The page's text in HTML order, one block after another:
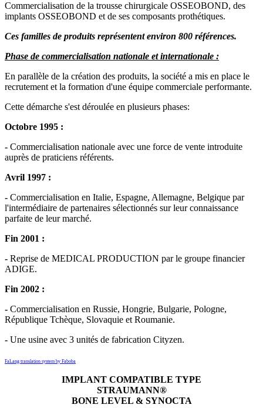
Commercialisation de la trousse chirurgicale OSSEOBOND, des
implants OSSEOBOND et de ses composants prothétiques.
Ces familles de produits représentent environ 800 références.
Phase de commercialisation nationale et internationale :
En parallèle de la création des produits, la société a mis en place le
recrutement et la formation d'une équipe commerciale performante.
Cette démarche s'est déroulée en plusieurs phases:
Octobre 1995 :
- Commercialisation nationale avec une force de vente introduite
auprès de praticiens référents.
Avril 1997 :
- Commercialisation en Italie, Espagne, Allemagne, Belgique par
l'intermédiaire de partenaires sélectionnés sur leur connaissance
parfaite de leur marché.
Fin 2001 :
- Reprise de MEDICAL PRODUCTION par le groupe financier
ADIGE.
Fin 2002 :
- Commercialisation en Russie, Hongrie, Bulgarie, Pologne,
République Tchèque, Slovaquie et Roumanie.
- Une usine avec 3 unités de fabrication Cityzen.
FaLang translation system by Faboba
IMPLANT COMPATIBLE TYPE
STRAUMANN®
BONE LEVEL & SYNOCTA